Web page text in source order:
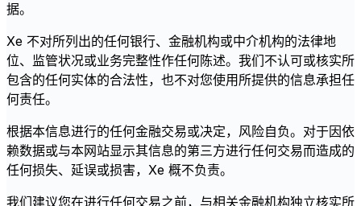
据。
Xe 不对所列出的任何银行、金融机构或中介机构的法律地
位、监管状况或业务完整性作任何陈述。我们不认可或核实所
包含的任何实体的合法性，也不对您使用所提供的信息承担任
何责任。
根据本信息进行的任何金融交易或决定，风险自负。对于因依
赖数据或与本网站显示其信息的第三方进行任何交易而造成的
任何损失、延误或损害，Xe 概不负责。
我们建议您在进行任何交易之前，与相关金融机构独立核实所